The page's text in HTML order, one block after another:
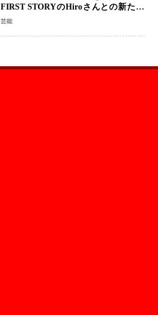
FIRST STORYのHiroさんとの新たな
家族生活「母子ともに健康」
芸能